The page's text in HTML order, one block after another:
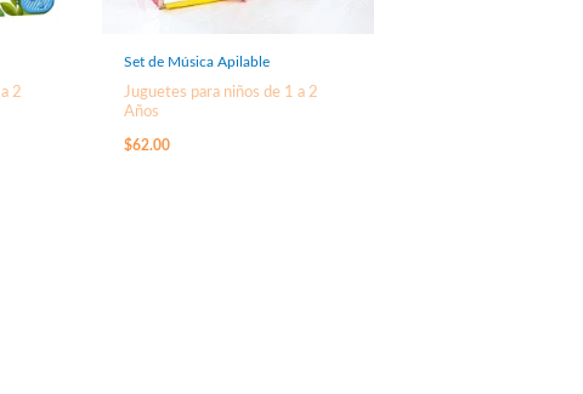
2
Set de Música Apilable
Juguetes para niños de 1 a 2
Años
$62.00